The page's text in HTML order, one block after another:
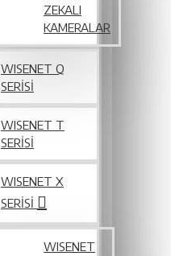
ZEKALI
KAMERALAR
WISENET Q
SERİSİ
WISENET T
SERİSİ
WISENET X
SERİSİ
WISENET